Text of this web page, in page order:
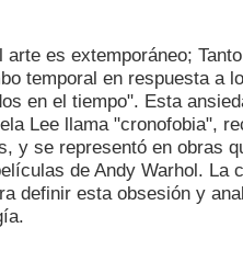
arte es extemporáneo;
temporal en respuesta a
en el tiempo". Esta
Lee llama "cronofobia",
y se representó en obras
de Andy Warhol. La
definir esta obsesión y